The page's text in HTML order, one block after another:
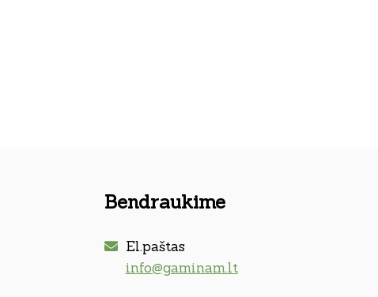
Bendraukime
El.paštas
info@gaminam.lt